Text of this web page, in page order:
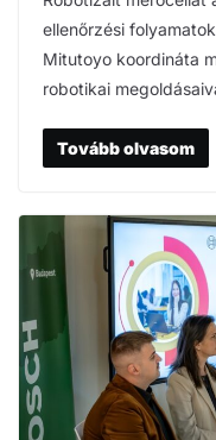
ellenőrzési
Mitutoyo koordináta
robotikai
Tovább olvasom